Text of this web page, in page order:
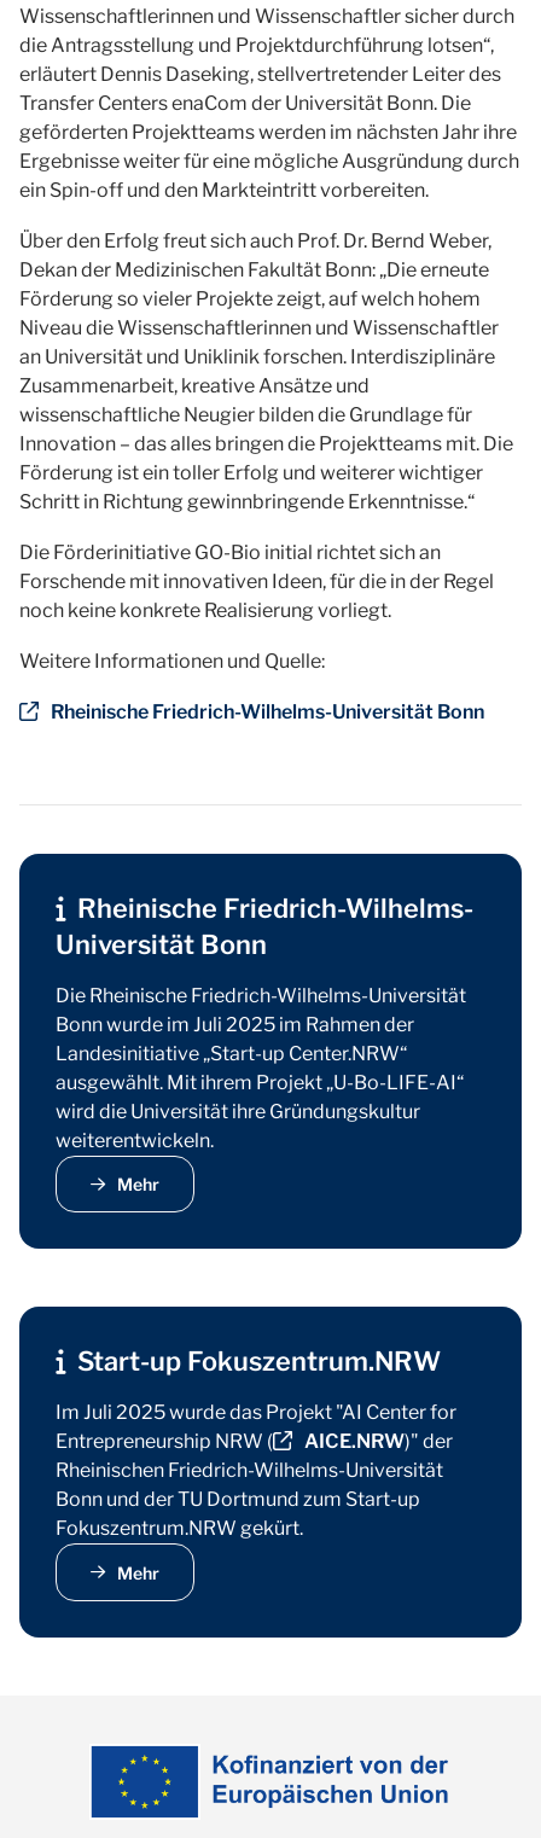
Wissenschaftlerinnen und Wissenschaftler sicher durch
die Antragsstellung und Projektdurchführung lotsen“,
erläutert Dennis Daseking, stellvertretender Leiter des
Transfer Centers enaCom der Universität Bonn. Die
geförderten Projektteams werden im nächsten Jahr ihre
Ergebnisse weiter für eine mögliche Ausgründung durch
ein Spin-off und den Markteintritt vorbereiten.
Über den Erfolg freut sich auch Prof. Dr. Bernd Weber,
Dekan der Medizinischen Fakultät Bonn: „Die erneute
Förderung so vieler Projekte zeigt, auf welch hohem
Niveau die Wissenschaftlerinnen und Wissenschaftler
an Universität und Uniklinik forschen. Interdisziplinäre
Zusammenarbeit, kreative Ansätze und
wissenschaftliche Neugier bilden die Grundlage für
Innovation – das alles bringen die Projektteams mit. Die
Förderung ist ein toller Erfolg und weiterer wichtiger
Schritt in Richtung gewinnbringende Erkenntnisse.“
Die Förderinitiative GO-Bio initial richtet sich an
Forschende mit innovativen Ideen, für die in der Regel
noch keine konkrete Realisierung vorliegt.
Weitere Informationen und Quelle:
Rheinische Friedrich-Wilhelms-Universität Bonn
Rheinische Friedrich-Wilhelms-
Universität Bonn
Die Rheinische Friedrich-Wilhelms-Universität
Bonn wurde im Juli 2025 im Rahmen der
Landesinitiative „Start-up Center.NRW“
ausgewählt. Mit ihrem Projekt „U-Bo-LIFE-AI“
wird die Universität ihre Gründungskultur
weiterentwickeln.
Mehr
Start-up Fokuszentrum.NRW
Im Juli 2025 wurde das Projekt "AI Center for
Entrepreneurship NRW (
AICE.NRW)" der
Rheinischen Friedrich-Wilhelms-Universität
Bonn und der TU Dortmund zum Start-up
Fokuszentrum.NRW gekürt.
Mehr